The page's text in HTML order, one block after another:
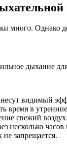
много. Однако
дыхание
видимый
время в
свежий
несколько
запрещается.